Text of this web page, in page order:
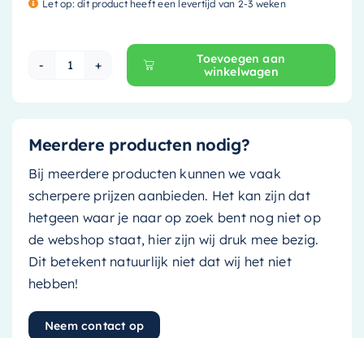
Let op: dit product heeft een levertijd van 2-3 weken
Mondiaz EASY Nis - 89.5x29.5cm - solid
Toevoegen aan
winkelwagen
Meerdere producten nodig?
Bij meerdere producten kunnen we vaak
scherpere prijzen aanbieden. Het kan zijn dat
hetgeen waar je naar op zoek bent nog niet op
de webshop staat, hier zijn wij druk mee bezig.
Dit betekent natuurlijk niet dat wij het niet
hebben!
Neem contact op